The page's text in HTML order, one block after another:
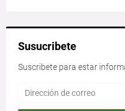
Susucribete
Suscribete para estar